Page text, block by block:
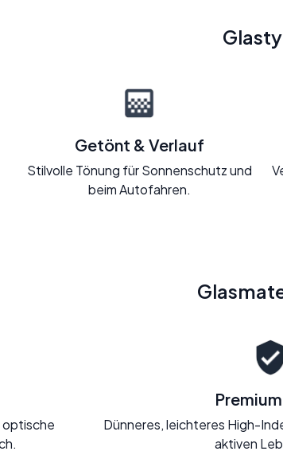
Getönt & Verlauf
Stilvolle Tönung für Sonnenschutz und
beim Autofahren.
optische
Dünneres, leichteres High-
aktiven